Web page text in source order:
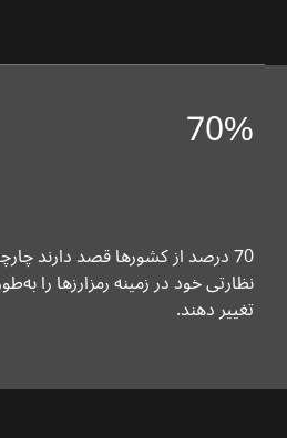
70%
70 درصد از کشورها قصد دارند
نظارتی خود در زمینه رمزارزها را
تغییر دهند.